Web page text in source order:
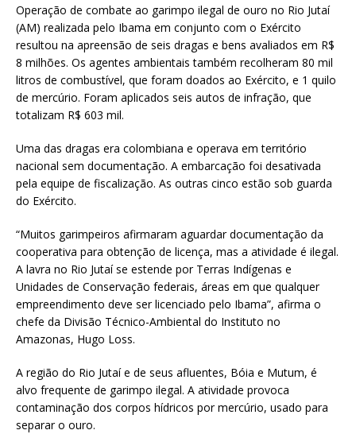
Operação de combate ao garimpo ilegal de ouro no Rio Jutaí
(AM) realizada pelo Ibama em conjunto com o Exército
resultou na apreensão de seis dragas e bens avaliados em R$
8 milhões. Os agentes ambientais também recolheram 80 mil
litros de combustível, que foram doados ao Exército, e 1 quilo
de mercúrio. Foram aplicados seis autos de infração, que
totalizam R$ 603 mil.
Uma das dragas era colombiana e operava em território
nacional sem documentação. A embarcação foi desativada
pela equipe de fiscalização. As outras cinco estão sob guarda
do Exército.
“Muitos garimpeiros afirmaram aguardar documentação da
cooperativa para obtenção de licença, mas a atividade é ilegal.
A lavra no Rio Jutaí se estende por Terras Indígenas e
Unidades de Conservação federais, áreas em que qualquer
empreendimento deve ser licenciado pelo Ibama”, afirma o
chefe da Divisão Técnico-Ambiental do Instituto no
Amazonas, Hugo Loss.
A região do Rio Jutaí e de seus afluentes, Bóia e Mutum, é
alvo frequente de garimpo ilegal. A atividade provoca
contaminação dos corpos hídricos por mercúrio, usado para
separar o ouro.